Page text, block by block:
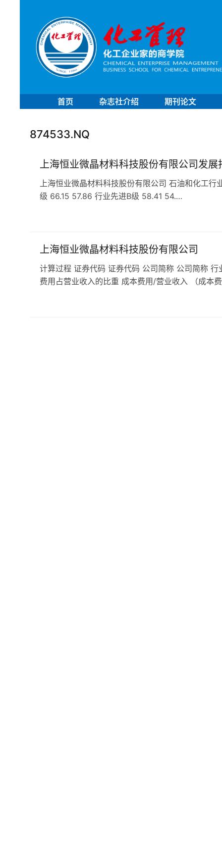
首页 杂志社介绍 期刊论文
874533.NQ
上海恒业微晶材料科技股份有限公司发展
上海恒业微晶材料科技股份有限公司 石油和化工
级 66.15 57.86 行业先进B级 58.41 54.…
上海恒业微晶材料科技股份有限公司
计算过程 证券代码 证券代码 公司简称 公司简称
费用占营业收入的比重 成本费用/营业收入 （成本